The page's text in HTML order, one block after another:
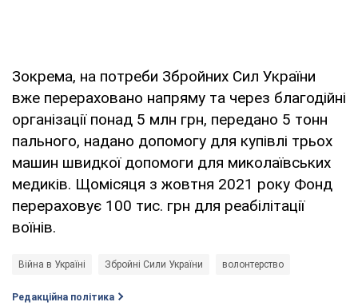
Зокрема, на потреби Збройних Сил України
вже перераховано напряму та через благодійні
організації понад 5 млн грн, передано 5 тонн
пального, надано допомогу для купівлі трьох
машин швидкої допомоги для миколаївських
медиків. Щомісяця з жовтня 2021 року Фонд
перераховує 100 тис. грн для реабілітації
воїнів.
Війна в Україні Збройні Сили України волонтерство
Редакційна політика